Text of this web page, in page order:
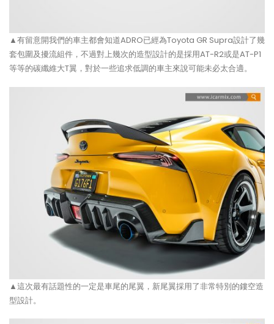
▲有留意開我們的車主都會知道ADRO已經為Toyota GR Supra設計了幾
套包圍及擾流組件，不過對上幾次的造型設計的是採用AT-R2或是AT-P1
等等的碳纖維大T翼，對於一些追求低調的車主來說可能未必太合適。
▲這次最有話題性的一定是車尾的尾翼，新尾翼採用了非常特別的鏤空造
型設計。